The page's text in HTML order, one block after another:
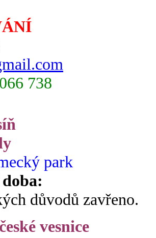
738
park
důvodů zavřeno.
vesnice